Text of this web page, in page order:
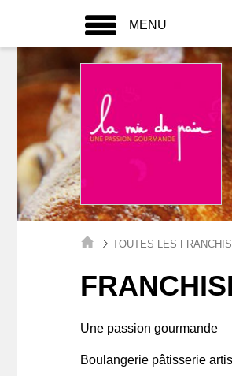
MENU
TOUTES LES
Une passion gourmande
Boulangerie pâtisserie